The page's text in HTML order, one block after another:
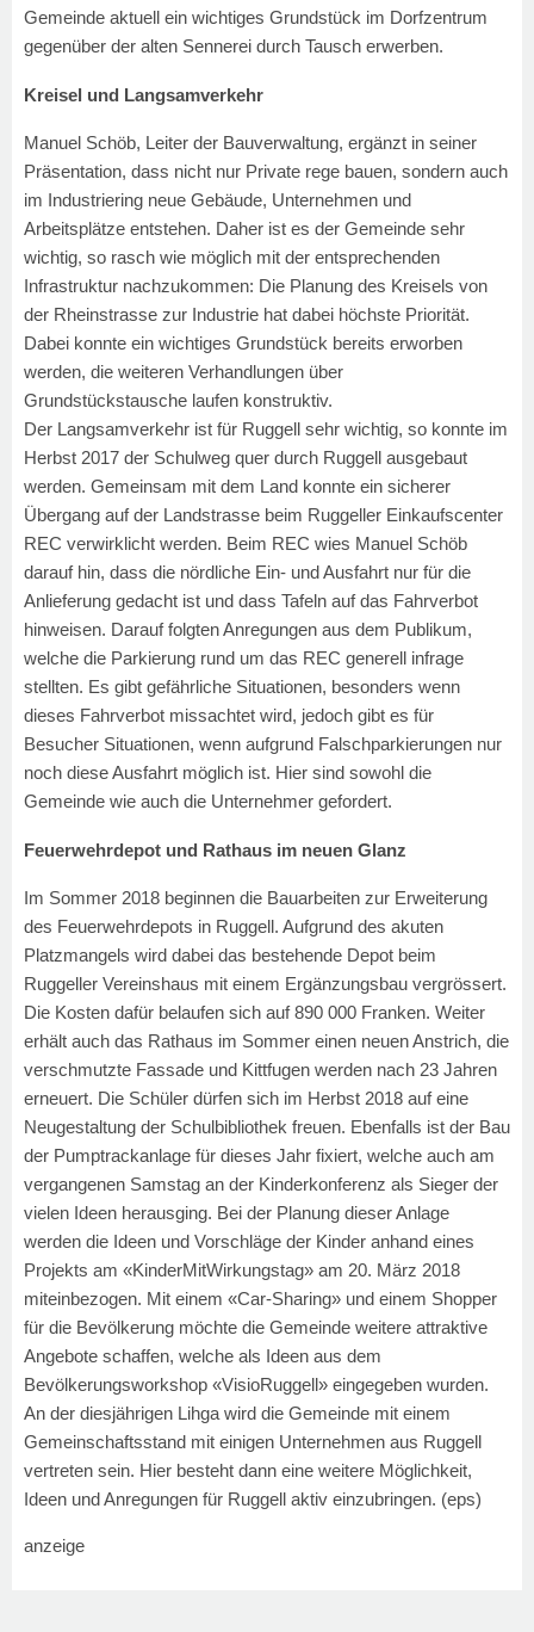
Gemeinde aktuell ein wichtiges Grundstück im Dorfzentrum
gegenüber der alten Sennerei durch Tausch erwerben.
Kreisel und Langsamverkehr
Manuel Schöb, Leiter der Bauverwaltung, ergänzt in seiner
Präsentation, dass nicht nur Private rege bauen, sondern auch
im Industriering neue Gebäude, Unternehmen und
Arbeitsplätze entstehen. Daher ist es der Gemeinde sehr
wichtig, so rasch wie möglich mit der entsprechenden
Infrastruktur nachzukommen: Die Planung des Kreisels von
der Rheinstrasse zur Industrie hat dabei höchste Priorität.
Dabei konnte ein wichtiges Grundstück bereits erworben
werden, die weiteren Verhandlungen über
Grundstückstausche laufen konstruktiv.
Der Langsamverkehr ist für Ruggell sehr wichtig, so konnte im
Herbst 2017 der Schulweg quer durch Ruggell ausgebaut
werden. Gemeinsam mit dem Land konnte ein sicherer
Übergang auf der Landstrasse beim Ruggeller Einkaufscenter
REC verwirklicht werden. Beim REC wies Manuel Schöb
darauf hin, dass die nördliche Ein- und Ausfahrt nur für die
Anlieferung gedacht ist und dass Tafeln auf das Fahrverbot
hinweisen. Darauf folgten Anregungen aus dem Publikum,
welche die Parkierung rund um das REC generell infrage
stellten. Es gibt gefährliche Situationen, besonders wenn
dieses Fahrverbot missachtet wird, jedoch gibt es für
Besucher Situationen, wenn aufgrund Falschparkierungen nur
noch diese Ausfahrt möglich ist. Hier sind sowohl die
Gemeinde wie auch die Unternehmer gefordert.
Feuerwehrdepot und Rathaus im neuen Glanz
Im Sommer 2018 beginnen die Bauarbeiten zur Erweiterung
des Feuerwehrdepots in Ruggell. Aufgrund des akuten
Platzmangels wird dabei das bestehende Depot beim
Ruggeller Vereinshaus mit einem Ergänzungsbau vergrössert.
Die Kosten dafür belaufen sich auf 890 000 Franken. Weiter
erhält auch das Rathaus im Sommer einen neuen Anstrich, die
verschmutzte Fassade und Kittfugen werden nach 23 Jahren
erneuert. Die Schüler dürfen sich im Herbst 2018 auf eine
Neugestaltung der Schulbibliothek freuen. Ebenfalls ist der Bau
der Pumptrackanlage für dieses Jahr fixiert, welche auch am
vergangenen Samstag an der Kinderkonferenz als Sieger der
vielen Ideen herausging. Bei der Planung dieser Anlage
werden die Ideen und Vorschläge der Kinder anhand eines
Projekts am «KinderMitWirkungstag» am 20. März 2018
miteinbezogen. Mit einem «Car-Sharing» und einem Shopper
für die Bevölkerung möchte die Gemeinde weitere attraktive
Angebote schaffen, welche als Ideen aus dem
Bevölkerungsworkshop «VisioRuggell» eingegeben wurden.
An der diesjährigen Lihga wird die Gemeinde mit einem
Gemeinschaftsstand mit einigen Unternehmen aus Ruggell
vertreten sein. Hier besteht dann eine weitere Möglichkeit,
Ideen und Anregungen für Ruggell aktiv einzubringen. (eps)
anzeige